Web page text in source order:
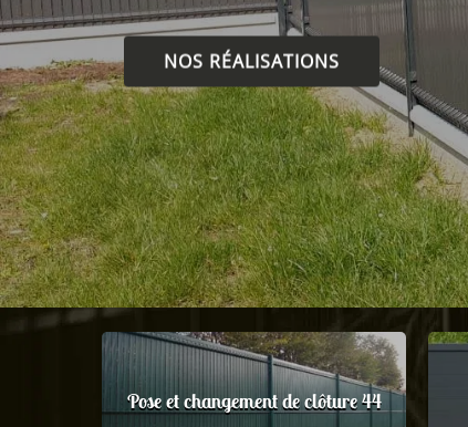
NOS RÉALISATIONS
Pose et changement de clôture 44